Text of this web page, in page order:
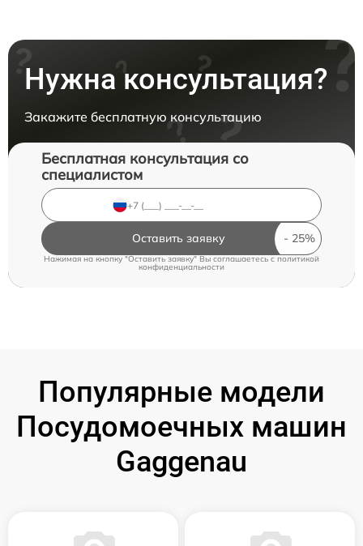
Нужна консультация?
Закажите бесплатную консультацию
Бесплатная консультация со
специалистом
Оставить заявку
Нажимая на кнопку "Оставить заявку" Вы соглашаетесь c политикой
конфиденциальности
Популярные модели
Посудомоечных машин
Gaggenau